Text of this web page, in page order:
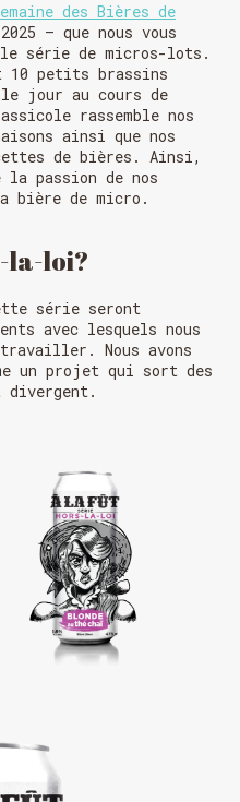
des Bières de
– que nous vous
série de micros-lots.
10 petits brassins
jour au cours de
rassemble nos
ainsi que nos
de bières. Ainsi,
la passion de nos
bière de micro.
la-loi?
série seront
avec lesquels nous
Nous avons
un projet qui sort des